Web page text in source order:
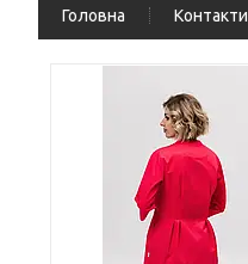
Головна Контакти